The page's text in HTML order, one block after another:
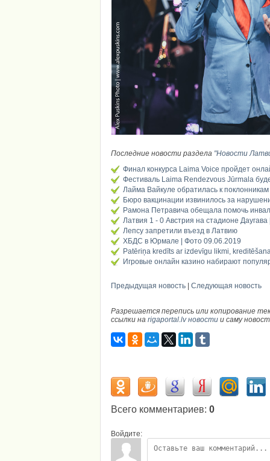
Последние новости раздела "Новости
Финал конкурса Laima Voice пройдет
Фестиваль Laima Rendezvous Jūrmala
Лайма Вайкуле обратилась к
Бюро вакцинации извинилось за
Рамона Петравича обещала помочь
Латвия 1 - 0 Австрия на стадионе Даугава
Лепсу запретили въезд в Латвию
ХБДС в Юрмале | Фото 09.06.2019
Patēriņa kredīts ar izdevīgu likmi,
Игровые онлайн казино набирают
Предыдущая новость Следующая новость
Разрешается перепись или копирование
ссылки на rigaportal.lv новости и саму
Всего комментариев: 0
Войдите: